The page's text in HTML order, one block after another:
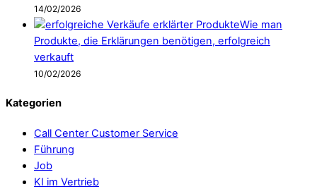
14/02/2026
Wie man
Produkte, die Erklärungen benötigen, erfolgreich
verkauft
10/02/2026
Kategorien
Call Center Customer Service
Führung
Job
KI im Vertrieb